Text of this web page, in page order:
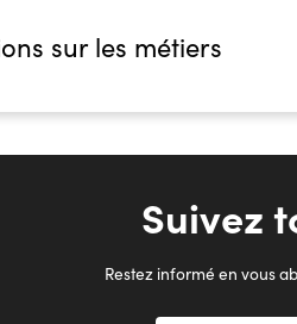
sur les métiers
Suivez
Restez informé en vous